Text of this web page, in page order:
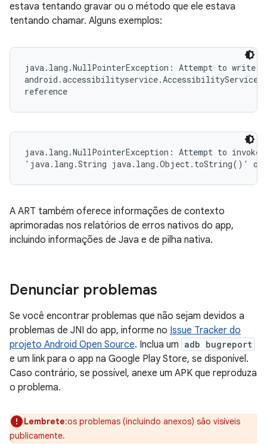
estava tentando gravar ou o método que ele estava
tentando chamar. Alguns exemplos:
java.lang.NullPointerException: Attempt to
reference
java.lang.NullPointerException: Attempt to invoke
'java.lang.String java.lang.Object.toString()' on
A ART também oferece informações de contexto
aprimoradas nos relatórios de erros nativos do app,
incluindo informações de Java e de pilha nativa.
Denunciar problemas
Se você encontrar problemas que não sejam devidos a
problemas de JNI do app, informe no Issue Tracker do
projeto Android Open Source. Inclua um adb bugreport
e um link para o app na Google Play Store, se disponível.
Caso contrário, se possível, anexe um APK que reproduza
o problema.
Lembrete:os problemas (incluindo anexos) são visíveis
publicamente.